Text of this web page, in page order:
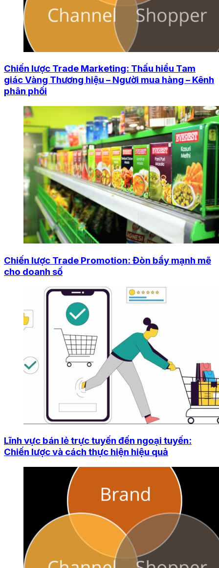
Chiến lược Trade Marketing: Thấu hiểu Tam
giác Vàng Thương hiệu – Người mua hàng – Kênh
phân phối
Chiến lược Trade Promotion: Đòn bẩy mạnh mẽ
cho doanh số
Lĩnh vực bán lẻ trực tuyến đến ngoại tuyến:
Chiến lược và cách thực hiện hiệu quả